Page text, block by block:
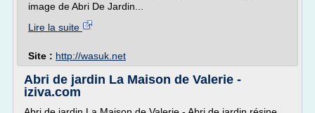
image de Abri De Jardin...
Lire la suite
Site : http://wasuk.net
Abri de jardin La Maison de Valerie -
iziva.com